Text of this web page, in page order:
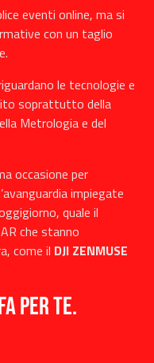
eventi online, ma si
con un taglio
le tecnologie e
soprattutto della
Metrologia e del
occasione per
impiegate
quale il
che stanno
come il DJI ZENMUSE
per te.